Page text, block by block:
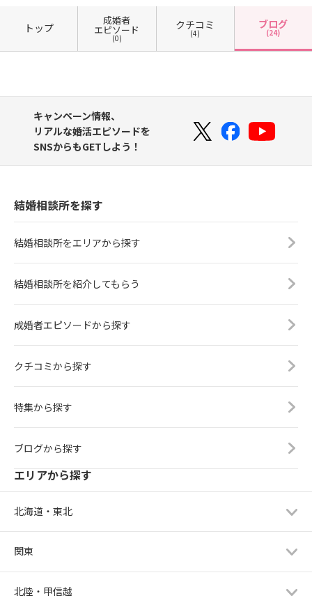
トップ
成婚者
エピソード
(0)
クチコミ
(4)
ブログ
(24)
キャンペーン情報、
リアルな婚活エピソードを
SNSからもGETしよう！
結婚相談所を探す
結婚相談所をエリアから探す
結婚相談所を紹介してもらう
成婚者エピソードから探す
クチコミから探す
特集から探す
ブログから探す
エリアから探す
北海道・東北
関東
北陸・甲信越